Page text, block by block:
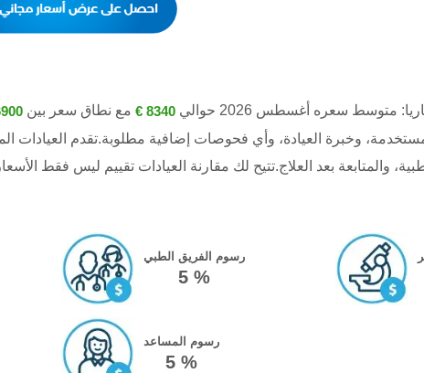
متوسط ​​سعره أغسطس 2026 حوالي 8340 € مع نطاق سعر بين €
المستخدمة، وخبرة العيادة، وأي فحوصات إضافية مطلوبة.تقدم
رسوم الفريق الطبي
5 %
رسوم المساعد
5 %